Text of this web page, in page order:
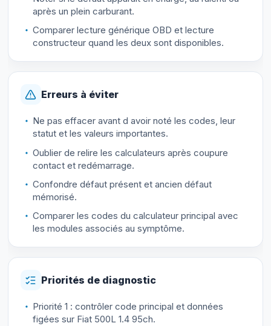
après un plein carburant.
Comparer lecture générique OBD et lecture
constructeur quand les deux sont disponibles.
Erreurs à éviter
Ne pas effacer avant d avoir noté les codes, leur
statut et les valeurs importantes.
Oublier de relire les calculateurs après coupure
contact et redémarrage.
Confondre défaut présent et ancien défaut
mémorisé.
Comparer les codes du calculateur principal avec
les modules associés au symptôme.
Priorités de diagnostic
Priorité 1 : contrôler code principal et données
figées sur Fiat 500L 1.4 95ch.